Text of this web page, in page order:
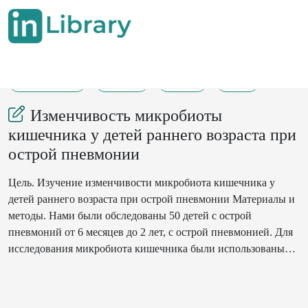
Изменчивость микробиоты
кишечника у детей раннего возраста при
острой пневмонии
Цель. Изучение изменчивости микробиота кишечника у
детей раннего возраста при острой пневмонии Материалы и
методы. Нами были обследованы 50 детей с острой
пневмоний от 6 месяцев до 2 лет, с острой пневмонией. Для
исследования микробиота кишечника были использованы